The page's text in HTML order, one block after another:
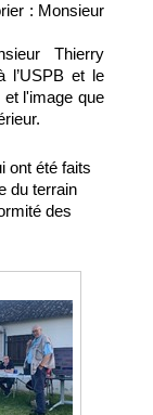
: Monsieur
Thierry
l’USPB et le
et l'image que
ont été faits
du terrain
des